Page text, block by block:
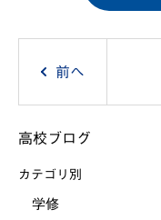
稿
ナ
前へ
高校ブログ
カテゴリ別
学修